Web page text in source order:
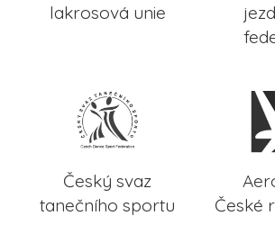
lakrosová unie
Český svaz
tanečního sportu
České